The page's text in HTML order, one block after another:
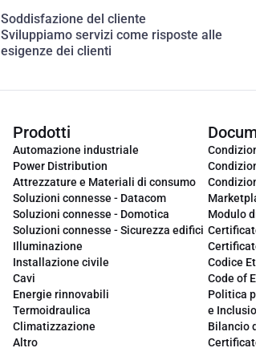
Soddisfazione del cliente
Sviluppiamo servizi come risposte alle
esigenze dei clienti
Prodotti
Automazione industriale
Power Distribution
Attrezzature e Materiali di consumo
Soluzioni connesse - Datacom
Soluzioni connesse - Domotica
Soluzioni connesse - Sicurezza edifici
Illuminazione
Installazione civile
Cavi
Energie rinnovabili
Termoidraulica
Climatizzazione
Altro
Modulo
Codice
Code of
Politica
e
Bilancio